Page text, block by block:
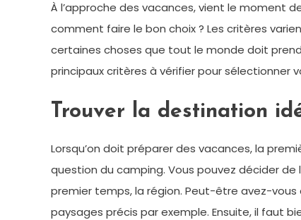
À l’approche des vacances, vient le moment
comment faire le bon choix ? Les critères
certaines choses que tout le monde doit
principaux critères à vérifier pour sélectionner
Trouver la destination
Lorsqu’on doit préparer des vacances, la
question du camping. Vous pouvez décider
premier temps, la région. Peut-être avez-vous
paysages précis par exemple. Ensuite, il faut